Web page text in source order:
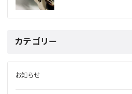
カテゴリー
お知らせ